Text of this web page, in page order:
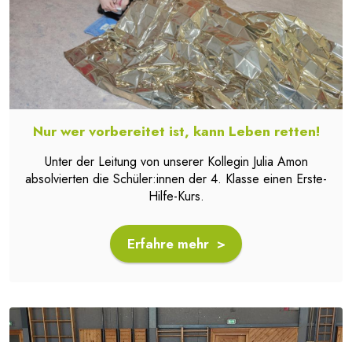
Nur wer vorbereitet ist, kann Leben retten!
Unter der Leitung von unserer Kollegin Julia Amon
absolvierten die Schüler:innen der 4. Klasse einen Erste-
Hilfe-Kurs.
Erfahre mehr >